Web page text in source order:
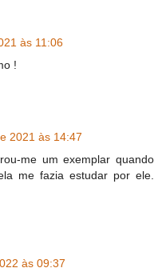
às 11:06
!
2021 às 14:47
me um exemplar quando
me fazia estudar por ele.
às 09:37